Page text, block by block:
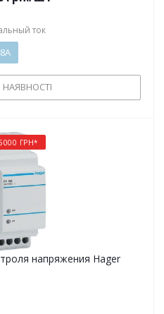
ток
8А
ГРН*
напряжения Hager